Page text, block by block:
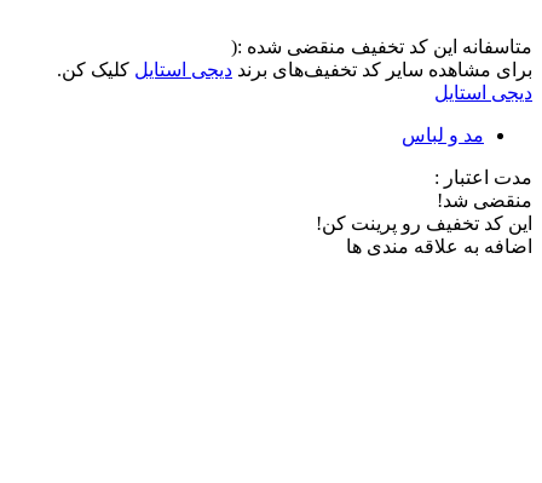
متاسفانه این کد تخفیف منقضی شده :(
برای مشاهده سایر کد تخفیف‌های برند دیجی استایل کلیک کن.
دیجی استایل
مد و لباس
مدت اعتبار :
منقضی شد!
این کد تخفیف رو پرینت کن!
اضافه به علاقه مندی ها